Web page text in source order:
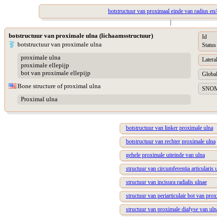
botstructuur van proximaal einde van radius
|
botstructuur van proximale ulna (lichaamsstructuur)
botstructuur van proximale ulna
proximale ulna
proximale ellepijp
bot van proximale ellepijp
Bone structure of proximal ulna
Proximal ulna
Id
Status
botstructuur van linker proximale ulna
botstructuur van rechter proximale ulna
gehele proximale uiteinde van ulna
structuur van circumferentia articularis
structuur van incisura radialis ulnae
structuur van periarticulair bot van
structuur van proximale diafyse van